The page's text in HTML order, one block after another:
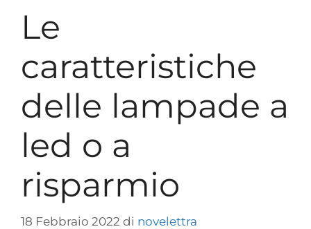
Le
caratteristiche
delle lampade a
led o a
risparmio
18 Febbraio 2022 di novelettra